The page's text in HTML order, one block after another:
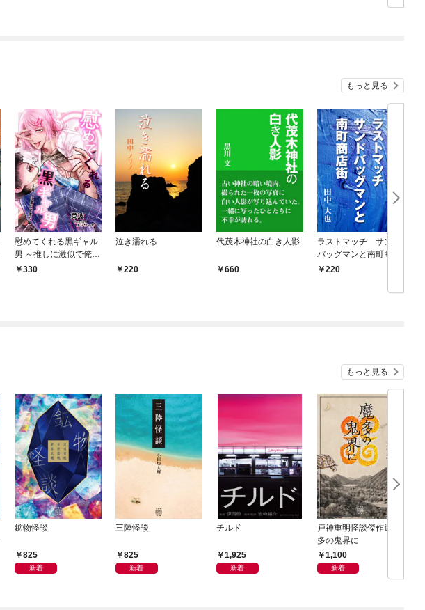
もっと見る
慰めてくれる黒ギャル
男 ～推しに激似で俺の
嫁～330
泣き濡れる
220
代茂木神社の白き人影
660
ラストマッチ サンド
バッグマンと南町商店
街220
もっと見る
鉱物怪談
825
新着
三陸怪談
825
新着
チルド
1,925
新着
戸神重明怪談傑作選 魔
多の鬼界に
1,100
新着